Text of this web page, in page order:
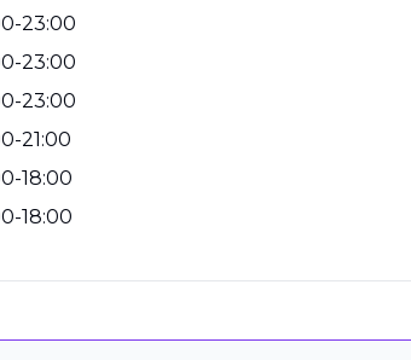
-23:00
-23:00
-23:00
-21:00
-18:00
-18:00